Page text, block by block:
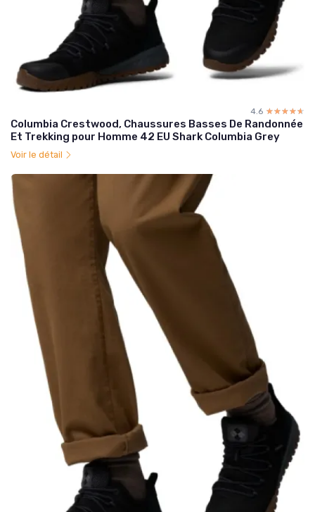
4.6 ☆☆☆☆☆
★★★★★
Columbia Crestwood, Chaussures Basses De Randonnée
Et Trekking pour Homme 42 EU Shark Columbia Grey
Voir le détail